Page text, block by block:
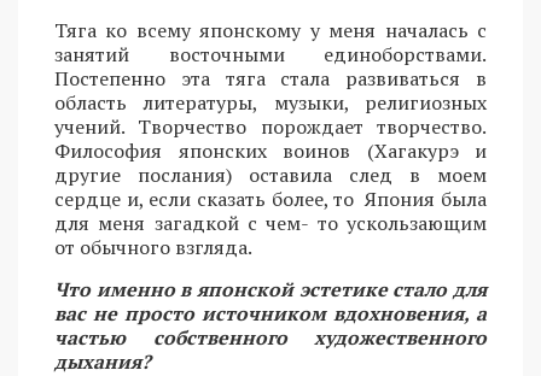
Тяга ко всему японскому у меня началась с
занятий восточными единоборствами.
Постепенно эта тяга стала развиваться в
область литературы, музыки, религиозных
учений. Творчество порождает творчество.
Философия японских воинов (Хагакурэ и
другие послания) оставила след в моем
сердце и, если сказать более, то Япония была
для меня загадкой с чем- то ускользающим
от обычного взгляда.
Что именно в японской эстетике стало для
вас не просто источником вдохновения, а
частью собственного художественного
дыхания?